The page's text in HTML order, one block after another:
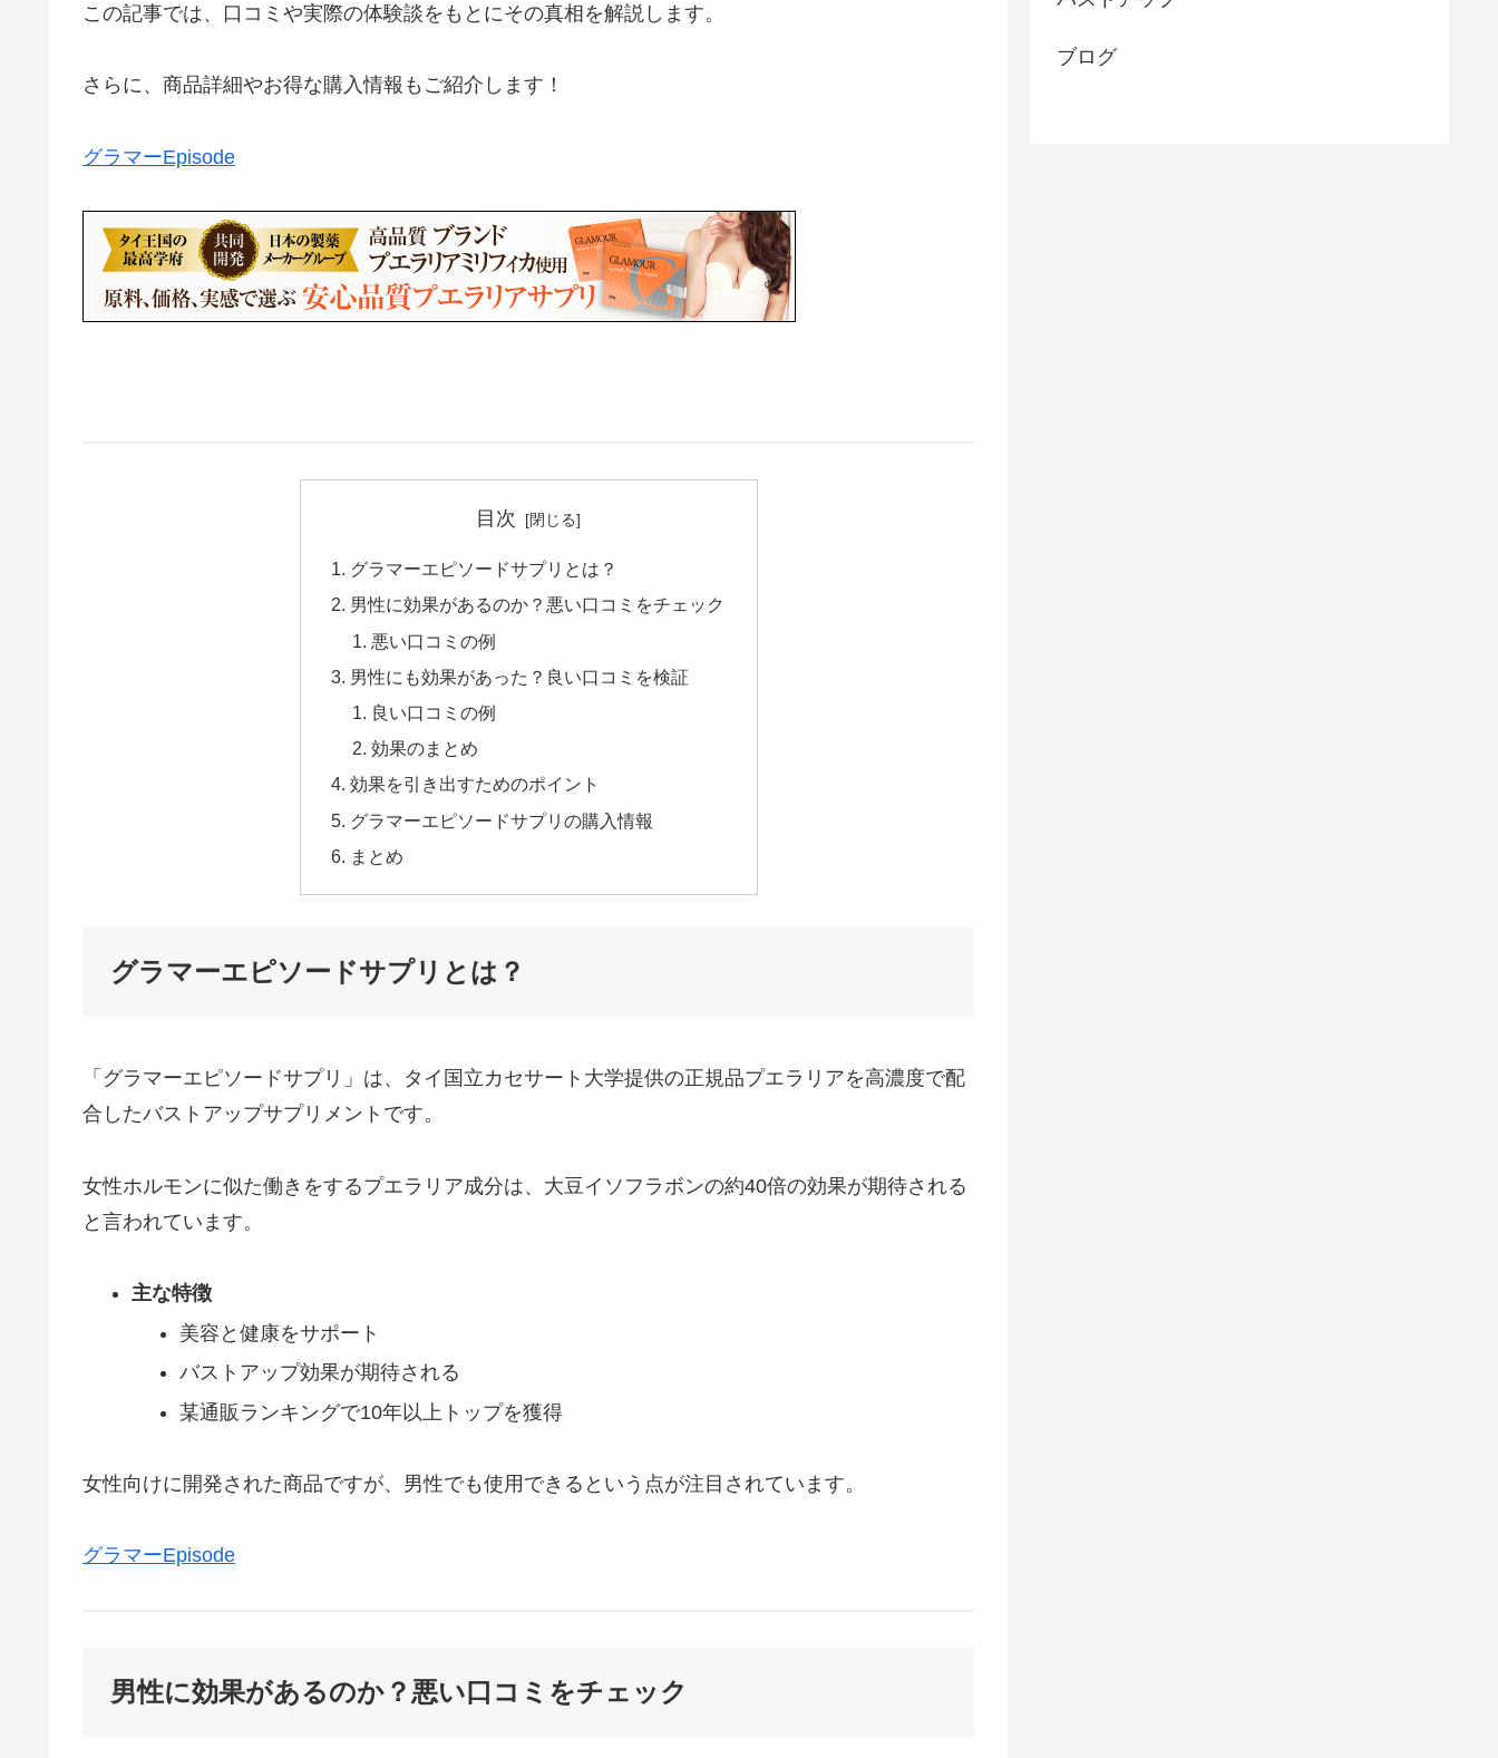
この記事では、口コミや実際の体験談をもとにその真相を解説します。
さらに、商品詳細やお得な購入情報もご紹介します！
グラマーEpisode
目次
グラマーエピソードサプリとは？
男性に効果があるのか？悪い口コミをチェック
悪い口コミの例
男性にも効果があった？良い口コミを検証
良い口コミの例
効果のまとめ
効果を引き出すためのポイント
グラマーエピソードサプリの購入情報
まとめ
グラマーエピソードサプリとは？
「グラマーエピソードサプリ」は、タイ国立カセサート大学提供の正規品プエラリアを高濃度で配
合したバストアップサプリメントです。
女性ホルモンに似た働きをするプエラリア成分は、大豆イソフラボンの約40倍の効果が期待される
と言われています。
主な特徴
美容と健康をサポート
バストアップ効果が期待される
某通販ランキングで10年以上トップを獲得
女性向けに開発された商品ですが、男性でも使用できるという点が注目されています。
グラマーEpisode
男性に効果があるのか？悪い口コミをチェック
ブログ